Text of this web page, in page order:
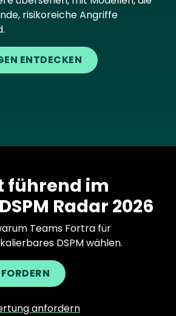
risikoreiche Angriffe
ENTDECKEN
führend im
Radar 2026
Teams Fortra für
DSPM wählen.
anfordern